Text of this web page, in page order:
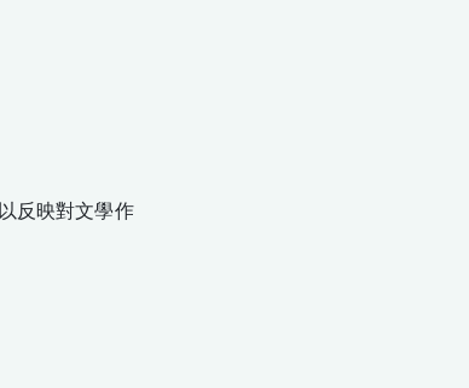
反映對文學作